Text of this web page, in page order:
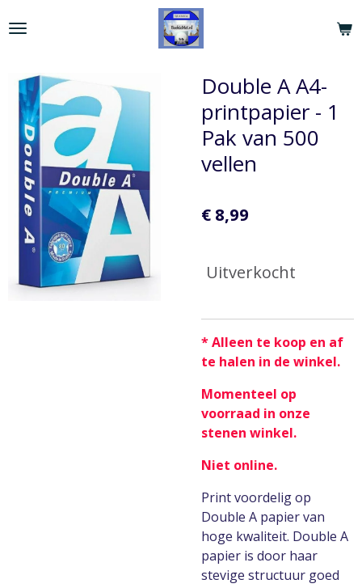
direct
hoofdinhoud
Double A A4-
printpapier - 1
Pak van 500
vellen
€ 8,99
Uitverkocht
* Alleen te koop en af
te halen in de winkel.
Momenteel op
voorraad in onze
stenen winkel.
Niet online.
Print voordelig op
Double A papier van
hoge kwaliteit. Double A
papier is door haar
stevige structuur goed